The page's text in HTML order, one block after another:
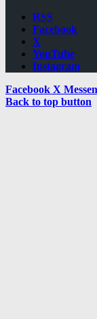
RSS
Facebook
X
YouTube
Instagram
Facebook X
Back to top button